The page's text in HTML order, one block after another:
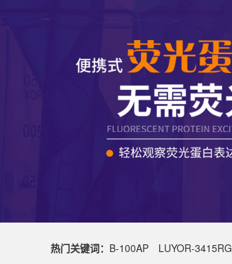
热门关键词： B-100AP LUYOR-3415RG